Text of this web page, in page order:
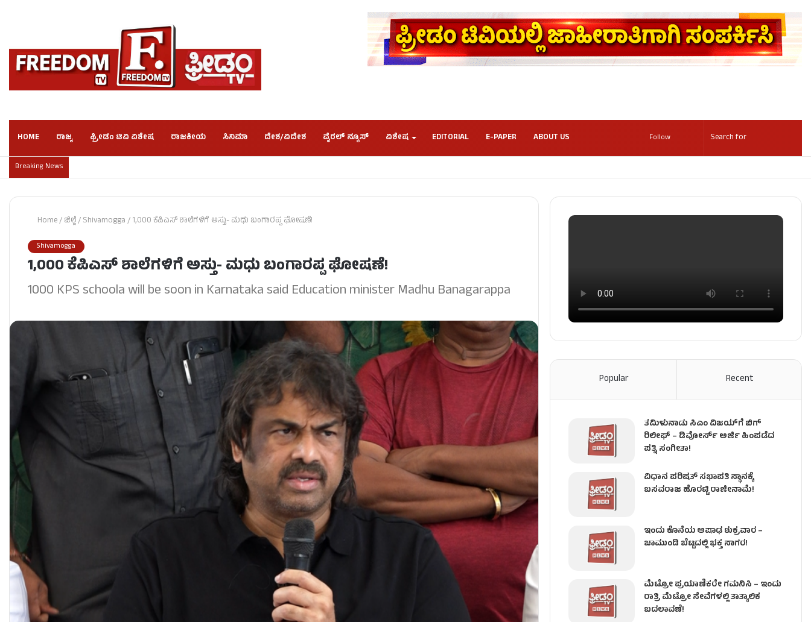
HOME ರಾಜ್ಯ ಫ್ರೀಡಂ ಟಿವಿ ವಿಶೇಷ ರಾಜಕೀಯ ಸಿನಿಮಾ ದೇಶ/ವಿದೇಶ ವೈರಲ್ ನ್ಯೂಸ್ ವಿಶೇಷ EDITORIAL E-PAPER ABOUT US Follow
Breaking News
Home/ಜಿಲ್ಲೆ/Shivamogga/1,000 ಕೆಪಿಎಸ್ ಶಾಲೆಗಳಿಗೆ ಅಸ್ತು- ಮಧು ಬಂಗಾರಪ್ಪ ಘೋಷಣೆ!
Shivamogga
1,000 ಕೆಪಿಎಸ್ ಶಾಲೆಗಳಿಗೆ ಅಸ್ತು- ಮಧು ಬಂಗಾರಪ್ಪ ಘೋಷಣೆ!
1000 KPS schoola will be soon in Karnataka said Education minister Madhu Banagarappa
Popular Recent
ತಮಿಳುನಾಡು ಸಿಎಂ ವಿಜಯ್‌ಗೆ ಬಿಗ್
ರಿಲೀಫ್ – ಡಿವೋರ್ಸ್ ಅರ್ಜಿ ಹಿಂಪಡೆದ
ಪತ್ನಿ ಸಂಗೀತಾ!
ವಿಧಾನ ಪರಿಷತ್ ಸಭಾಪತಿ ಸ್ಥಾನಕ್ಕೆ
ಬಸವರಾಜ ಹೊರಟ್ಟಿ ರಾಜೀನಾಮೆ!
ಇಂದು ಕೊನೆಯ ಆಷಾಢ ಶುಕ್ರವಾರ –
ಚಾಮುಂಡಿ ಬೆಟ್ಟದಲ್ಲಿ ಭಕ್ತ ಸಾಗರ!
ಮೆಟ್ರೋ ಪ್ರಯಾಣಿಕರೇ ಗಮನಿಸಿ – ಇಂದು
ರಾತ್ರಿ ಮೆಟ್ರೋ ಸೇವೆಗಳಲ್ಲಿ ತಾತ್ಕಾಲಿಕ
ಬದಲಾವಣೆ!